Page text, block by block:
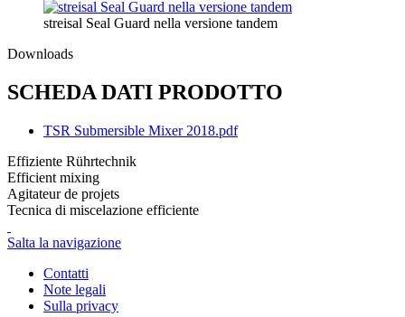
streisal Seal Guard nella versione tandem
Downloads
SCHEDA DATI PRODOTTO
TSR Submersible Mixer 2018.pdf
Effiziente Rührtechnik
Efficient mixing
Agitateur de projets
Tecnica di miscelazione efficiente
Salta la navigazione
Contatti
Note legali
Sulla privacy